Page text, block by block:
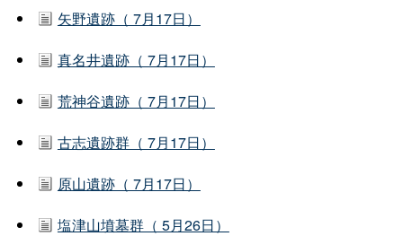
矢野遺跡（ 7月17日）
真名井遺跡（ 7月17日）
荒神谷遺跡（ 7月17日）
古志遺跡群（ 7月17日）
原山遺跡（ 7月17日）
塩津山墳墓群（ 5月26日）